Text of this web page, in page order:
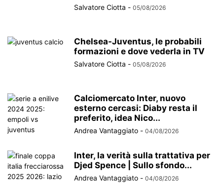
Salvatore Ciotta - 05/08/2026
Chelsea-Juventus, le probabili
formazioni e dove vederla in TV
Salvatore Ciotta - 05/08/2026
Calciomercato Inter, nuovo
esterno cercasi: Diaby resta il
preferito, idea Nico...
Andrea Vantaggiato - 04/08/2026
Inter, la verità sulla trattativa per
Djed Spence | Sullo sfondo...
Andrea Vantaggiato - 04/08/2026